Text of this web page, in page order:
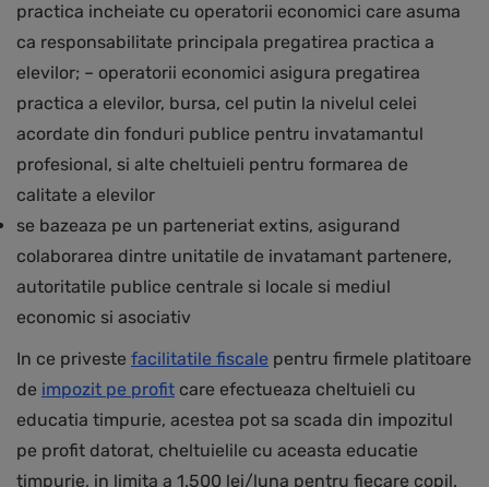
practica incheiate cu operatorii economici care asuma
ca responsabilitate principala pregatirea practica a
elevilor; – operatorii economici asigura pregatirea
practica a elevilor, bursa, cel putin la nivelul celei
acordate din fonduri publice pentru invatamantul
profesional, si alte cheltuieli pentru formarea de
calitate a elevilor
se bazeaza pe un parteneriat extins, asigurand
colaborarea dintre unitatile de invatamant partenere,
autoritatile publice centrale si locale si mediul
economic si asociativ
In ce priveste facilitatile fiscale pentru firmele platitoare
de impozit pe profit care efectueaza cheltuieli cu
educatia timpurie, acestea pot sa scada din impozitul
pe profit datorat, cheltuielile cu aceasta educatie
timpurie, in limita a 1.500 lei/luna pentru fiecare copil.